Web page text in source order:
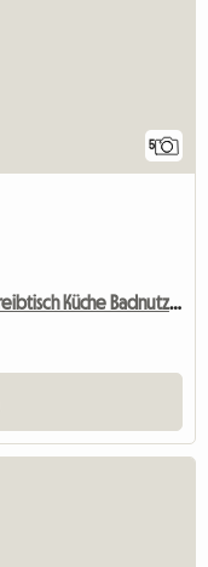
5
1 Möbliertes Zimmer Mit Bett Schreibtisch Küche Badnutzung